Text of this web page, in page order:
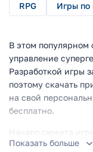
RPG Игры по
В этом популярном
управление
Разработкой игры
поэтому скачать
на свой
бесплатно.
Начало сюжета
света. Игрок ведет
Показать больше